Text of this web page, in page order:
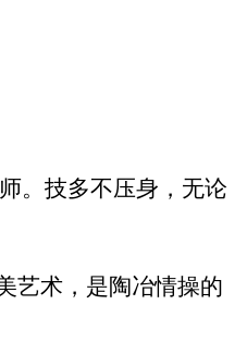
。技多不压身，无论
艺术，是陶冶情操的